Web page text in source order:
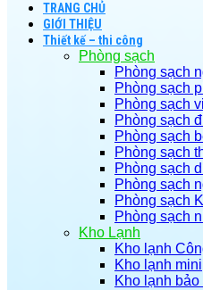
TRANG CHỦ
GIỚI THIỆU
Thiết kế – thi công
Phòng sạch
Phòng sạch
Phòng sạch
Phòng sạch
Phòng sạch
Phòng sạch
Phòng sạch
Phòng sạch
Phòng sạch
Phòng sạch
Phòng sạch
Kho Lạnh
Kho lạnh
Kho lạnh mini
Kho lạnh